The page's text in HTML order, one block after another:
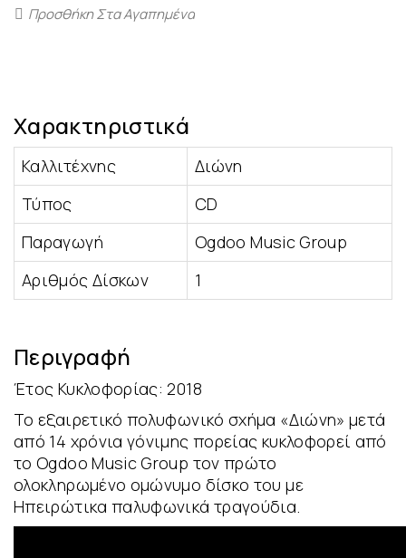
Προσθήκη Στα Αγαπημένα
Χαρακτηριστικά
Καλλιτέχνης
Διώνη
Τύπος
CD
Παραγωγή
Ogdoo Music Group
Αριθμός Δίσκων
1
Περιγραφή
Έτος Κυκλοφορίας: 2018
Το εξαιρετικό πολυφωνικό σχήμα «Διώνη» μετά
από 14 χρόνια γόνιμης πορείας κυκλοφορεί από
το Ogdoo Music Group τον πρώτο
ολοκληρωμένο ομώνυμο δίσκο του με
Ηπειρώτικα παλυφωνικά τραγούδια.